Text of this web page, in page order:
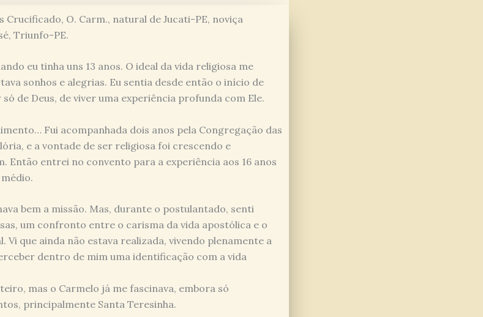
Crucificado, O. Carm., natural de Jucati-PE, noviça
Triunfo-PE.
eu tinha uns 13 anos. O ideal da vida religiosa me
sonhos e alegrias. Eu sentia desde então o início de
de Deus, de viver uma experiência profunda com Ele.
Fui acompanhada dois anos pela Congregação das
e a vontade de ser religiosa foi crescendo e
Então entrei no convento para a experiência aos 16 anos
bem a missão. Mas, durante o postulantado, senti
um confronto entre o carisma da vida apostólica e o
Vi que ainda não estava realizada, vivendo plenamente a
dentro de mim uma identificação com a vida
mas o Carmelo já me fascinava, embora só
principalmente Santa Teresinha.